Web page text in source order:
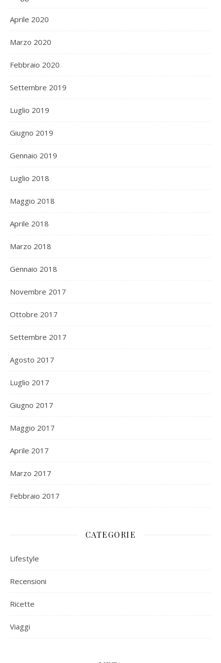
Aprile 2020
Marzo 2020
Febbraio 2020
Settembre 2019
Luglio 2019
Giugno 2019
Gennaio 2019
Luglio 2018
Maggio 2018
Aprile 2018
Marzo 2018
Gennaio 2018
Novembre 2017
Ottobre 2017
Settembre 2017
Agosto 2017
Luglio 2017
Giugno 2017
Maggio 2017
Aprile 2017
Marzo 2017
Febbraio 2017
CATEGORIE
Lifestyle
Recensioni
Ricette
Viaggi